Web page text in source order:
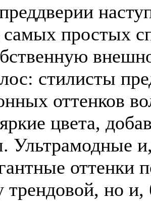
самых простых
стилисты
оттенков
цвета,
Ультрамодные
оттенки
трендовой, но и,